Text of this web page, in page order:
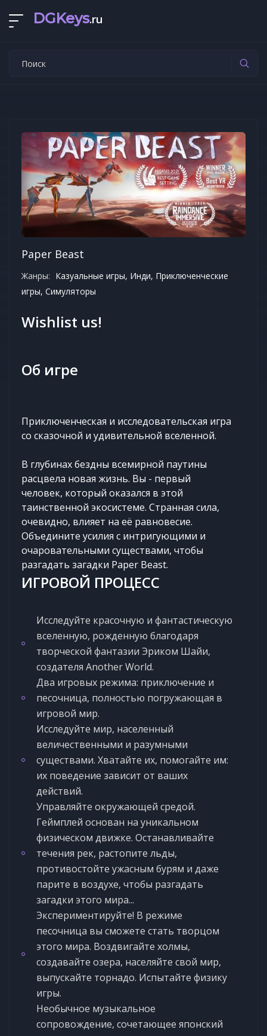
DGKeys.ru
Paper Beast
Жанры: Казуальные игры, Инди, Приключенческие
игры, Симуляторы
Wishlist us!
Об игре
Приключенческая и исследовательская игра
со сказочной и удивительной вселенной.
В глубинах бездны всемирной паутины
расцвела новая жизнь. Вы - первый
человек, который оказался в этой
таинственной экосистеме. Странная сила,
очевидно, влияет на её равновесие.
Объедините усилия с интригующими и
очаровательными существами, чтобы
разгадать загадки Paper Beast.
ИГРОВОЙ ПРОЦЕСС
Исследуйте красочную и фантастическую
вселенную, рожденную благодаря
творческой фантазии Эриком Шайи,
создателя Another World.
Два игровых режима: приключение и
песочница, полностью погружающая в
игровой мир.
Исследуйте мир, населенный
величественными и разумными
существами. Хватайте их, помогайте им:
их поведение зависит от ваших
действий.
Управляйте окружающей средой.
Геймплей основан на уникальном
физическом движке. Останавливайте
течения рек, растопите льды,
противостойте ужасным бурям и даже
парите в воздухе, чтобы разгадать
загадки этого мира...
Экспериментируйте! В режиме
песочница вы сможете стать творцом
этого мира. Воздвигайте холмы,
создавайте озера, населяйте свой мир,
выпускайте торнадо. Испытайте физику
игры.
Необычное музыкальное
сопровождение, сочетающее японский